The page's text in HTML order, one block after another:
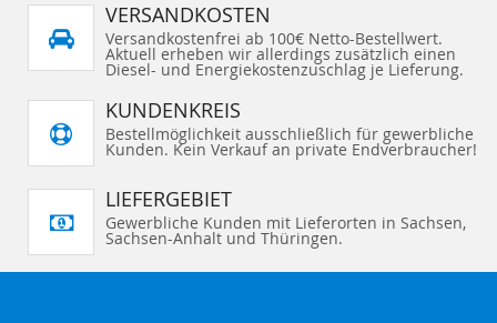
VERSANDKOSTEN
Versandkostenfrei ab 100€ Netto-Bestellwert.
Aktuell erheben wir allerdings zusätzlich einen
Diesel- und Energiekostenzuschlag je Lieferung.
KUNDENKREIS
Bestellmöglichkeit ausschließlich für gewerbliche
Kunden. Kein Verkauf an private Endverbraucher!
LIEFERGEBIET
Gewerbliche Kunden mit Lieferorten in Sachsen,
Sachsen-Anhalt und Thüringen.